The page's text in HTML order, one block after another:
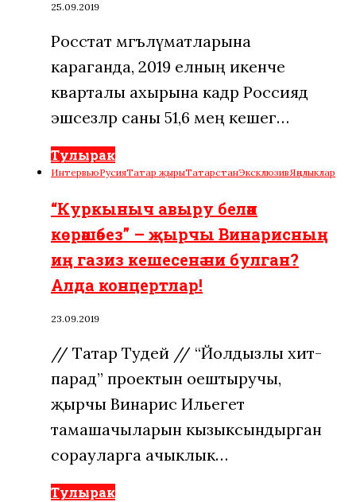
25.09.2019
Росстат мәгълүматларына
караганда, 2019 елның икенче
кварталы ахырына кадәр Россиядә
эшсезләр саны 51,6 мең кешегә…
Тулырак
ИнтервьюРусияТатар җырыТатарстанЭксклюзивЯңалыклар
“Куркыныч авыру белән
көрәшәбез” – җырчы Винарисның
иң газиз кешесенә ни булган?
Алда концертлар!
23.09.2019
// Татар Тудей // “Йолдызлы хит-
парад” проектын оештыручы,
җырчы Винарис Ильегет
тамашачыларын кызыксындырган
сорауларга ачыклык…
Тулырак